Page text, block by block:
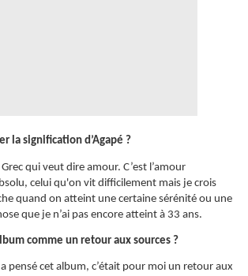
la signification d’Agapé ?
qui veut dire amour. C’est l’amour
celui qu'on vit difficilement mais je crois
quand on atteint une certaine sérénité ou une
que je n’ai pas encore atteint à 33 ans.
comme un retour aux sources ?
pensé cet album, c’était pour moi un retour aux